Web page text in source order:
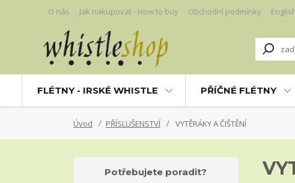
O nás Jak nakupovat - How to buy Obchodní podmínky
FLÉTNY - IRSKÉ WHISTLE PŘÍČNÉ FLÉTNY
Úvod PŘÍSLUŠENSTVÍ VYTĚRÁKY A ČIŠTĚNÍ
Potřebujete poradit?